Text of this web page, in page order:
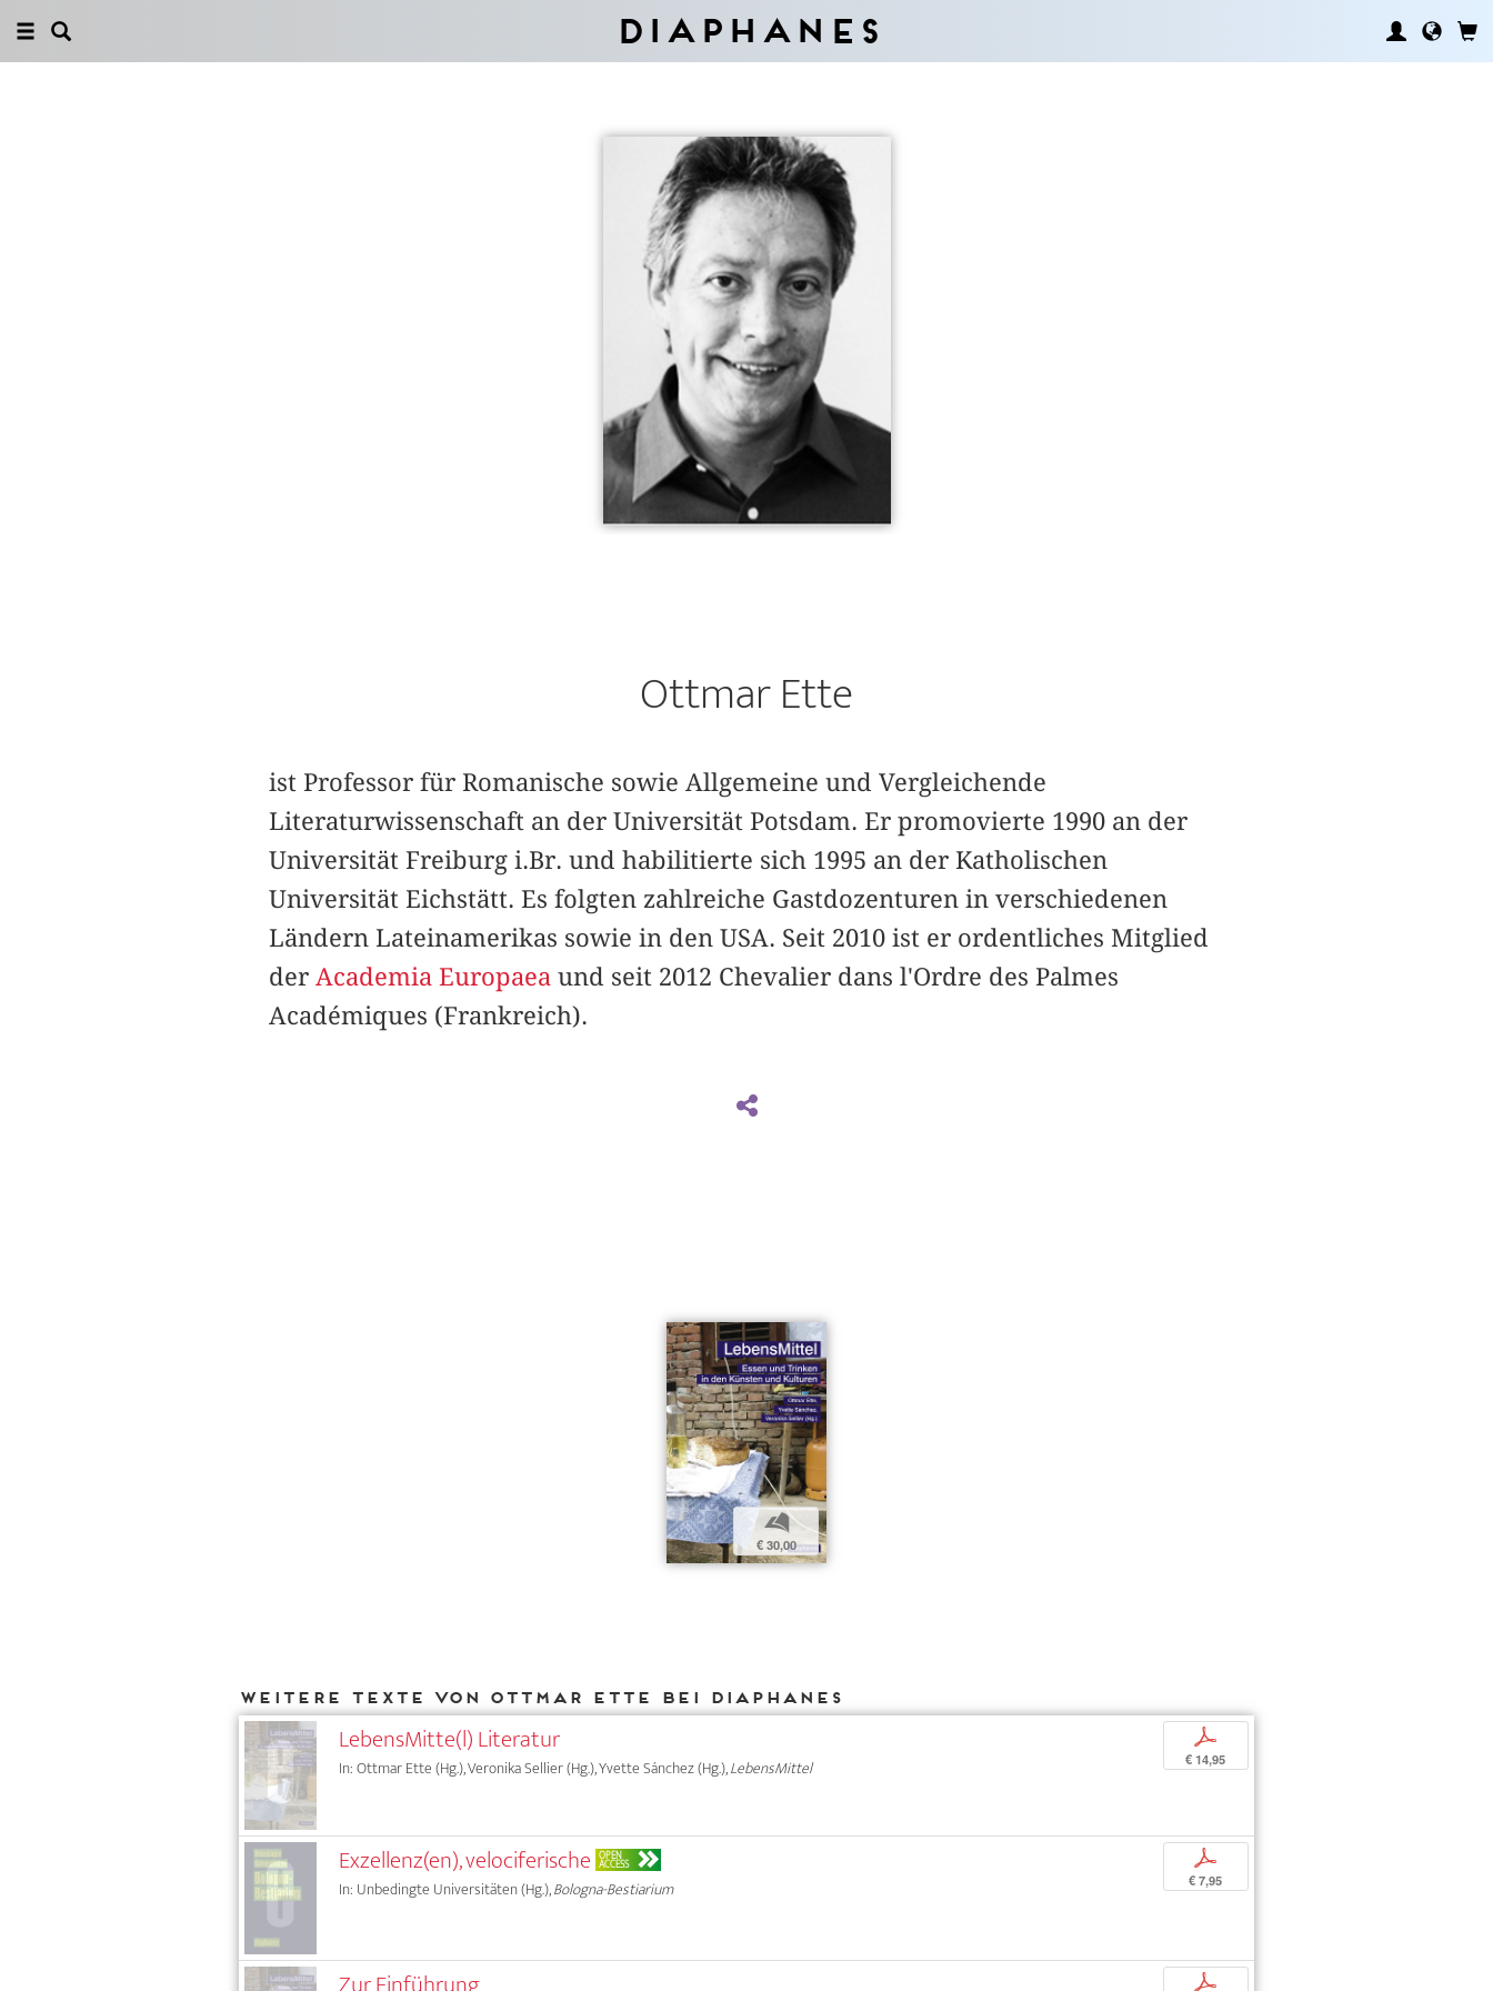
Diaphanes
Ottmar Ette
ist Professor für Romanische sowie Allgemeine und Vergleichende
Literaturwissenschaft an der Universität Potsdam. Er promovierte 1990 an der
Universität Freiburg i.Br. und habilitierte sich 1995 an der Katholischen
Universität Eichstätt. Es folgten zahlreiche Gastdozenturen in verschiedenen
Ländern Lateinamerikas sowie in den USA. Seit 2010 ist er ordentliches Mitglied
der Academia Europaea und seit 2012 Chevalier dans l'Ordre des Palmes
Académiques (Frankreich).
b
€ 30,00
Weitere Texte von Ottmar Ette bei DIAPHANES
LebensMitte(l) Literatur
In: Ottmar Ette (Hg.), Veronika Sellier (Hg.), Yvette Sánchez (Hg.),LebensMittel
p
€ 14,95
Exzellenz(en), velociferische OPEN
ACCESS
In: Unbedingte Universitäten (Hg.),Bologna-Bestiarium
p
€ 7,95
p